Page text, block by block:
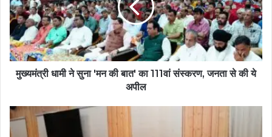
मुख्यमंत्री धामी ने सुना 'मन की बात' का 111वां संस्करण, जनता से की ये
अपील